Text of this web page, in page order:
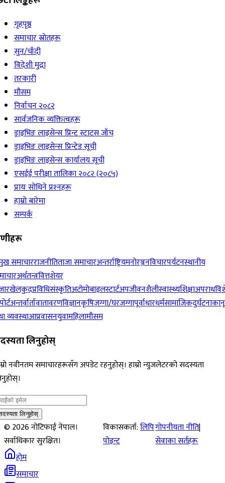
गृहपृष्ठ
समाचार स्रोतहरू
सुन/चाँदी
विदेशी मुद्रा
तरकारी
मौसम
निर्वाचन २०८२
सार्वजनिक व्यक्तित्वहरू
ड्राइभिङ लाइसेन्स प्रिन्ट स्टाटस जाँच
ड्राइभिङ लाइसेन्स प्रिन्टेड सूची
ड्राइभिङ लाइसेन्स कार्यालय सूची
एसईई परीक्षा तालिका २०८२ (२०८५)
प्रायः सोधिने प्रश्‍नहरू
हाम्रो बारेमा
सम्पर्क
समाचारराजनीतिताजा समाचारअन्तर्राष्ट्रियमनोरञ्जनविचारपर्यटनस्थानीय
अर्थतन्त्रवित्तशेयर
खेलकुदप्रविधिसंस्कृतिअटोमोबाइलस्टार्टअपजीवनशैलीस्वास्थ्यशिक्षाअपराध
अन्तर्वार्तावातावरणविज्ञानकृषिजग्गा/घरजग्गापूर्वाधारधर्मसामाजिकदुर्घटना
व्यवस्थाआप्रवासनयुवामहिलामौसम
लिनुहोस्
नवीनतम समाचारहरूसँग अपडेट रहनुहोस्। हाम्रो न्युजलेटरको सदस्यता
लिनुहोस्
©2026नोटिफाई नेपाल।
सर्वाधिकार सुरक्षित।
विकासकर्ता:लिपि
पोइन्ट
गोपनीयता नीति|
सेवाका सर्तहरू
होम
समाचार